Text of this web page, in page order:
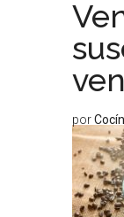
por